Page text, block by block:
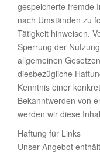
gespeicherte fremde
nach Umständen zu
Tätigkeit hinweisen.
Sperrung der
allgemeinen
diesbezügliche
Kenntnis einer
Bekanntwerden von
werden wir diese
Haftung für Links
Unser Angebot